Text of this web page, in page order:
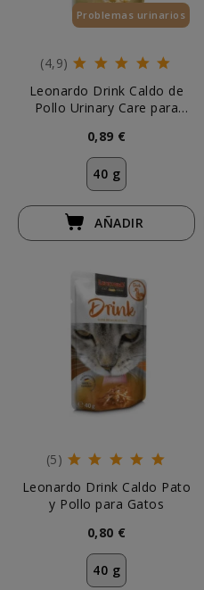
Esenciales
Problemas urinarios
(4,9)
Leonardo Drink Caldo de
Pollo Urinary Care para
0,89 €
40 g
AÑADIR
(5)
Leonardo Drink Caldo Pato
y Pollo para Gatos
0,80 €
40 g